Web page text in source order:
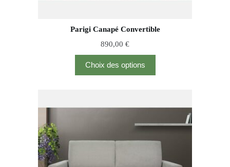
Parigi Canapé Convertible
890,00 €
Choix des options